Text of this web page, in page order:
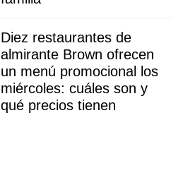
Diez restaurantes de
almirante Brown ofrecen
un menú promocional los
miércoles: cuáles son y
qué precios tienen